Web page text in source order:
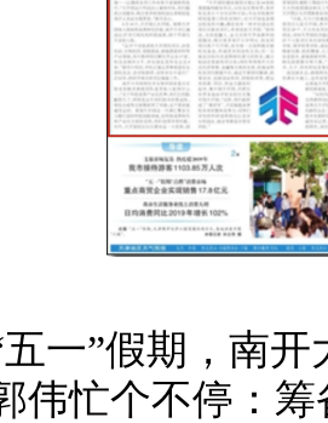
”假期，南开
伟忙个不停：